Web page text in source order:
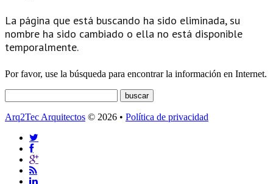
La página que está buscando ha sido eliminada, su
nombre ha sido cambiado o ella no está disponible
temporalmente.
Por favor, use la búsqueda para encontrar la información en Internet.
Arq2Tec Arquitectos © 2026 • Política de privacidad